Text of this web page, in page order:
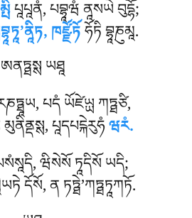
པཱཔཱནཾ, པབྷཱཝཾ ནཱསཡེ བུདྷོ;
ཁཛྫོཏོཧོཏི བྷཱཎུམཱ.
ཨནཏྠསྶ ཡཐཱ
པདཾ ཡོཛེཡྻ ཀཏྠཙི,
པཱདཔངྐེརུཧཾཝརཾ.
ཝིསེསོ ཏཱདིསོ ཡདི;
དོསོ, ན ཏཏྠེ’ཀཏྠཏཱཀཏོ.